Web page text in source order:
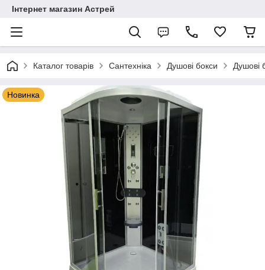
Інтернет магазин Астрей
Каталог товарів Сантехніка Душові бокси Душові
Новинка